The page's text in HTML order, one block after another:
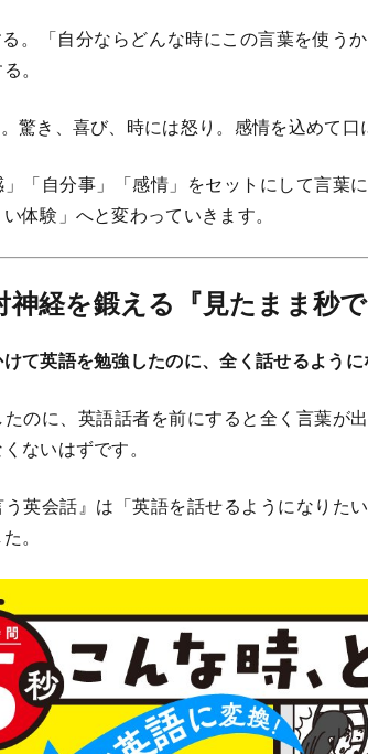
。「自分ならどんな時にこの言葉を使う
。
驚き、喜び、時には怒り。感情を込めて口
「自分事」「感情」をセットにして言葉
体験」へと変わっていきます。
経を鍛える『見たまま秒で
けて英語を勉強したのに、全く話せるように
のに、英語話者を前にすると全く言葉が
ないはずです。
う英会話』は「英語を話せるようになりた
。